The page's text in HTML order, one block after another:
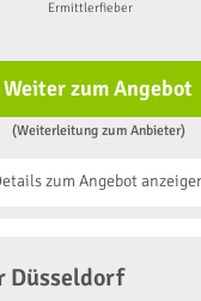
Ermittlerfieber
Weiter zum Angebot
(Weiterleitung zum Anbieter)
zum Angebot